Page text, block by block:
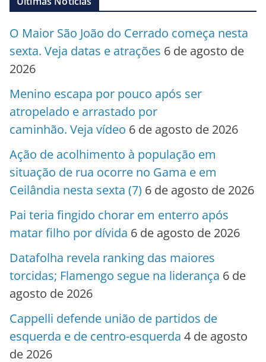
O Maior São João do Cerrado começa nesta
sexta. Veja datas e atrações 6 de agosto de
2026
Menino escapa por pouco após ser
atropelado e arrastado por
caminhão. Veja vídeo 6 de agosto de 2026
Ação de acolhimento à população em
situação de rua ocorre no Gama e em
Ceilândia nesta sexta (7) 6 de agosto de 2026
Pai teria fingido chorar em enterro após
matar filho por dívida 6 de agosto de 2026
Datafolha revela ranking das maiores
torcidas; Flamengo segue na liderança 6 de
agosto de 2026
Cappelli defende união de partidos de
esquerda e de centro-esquerda 4 de agosto
de 2026